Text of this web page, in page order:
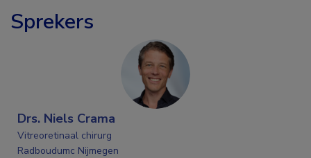
Sprekers
Drs. Niels Crama
Vitreoretinaal chirurg
Radboudumc Nijmegen